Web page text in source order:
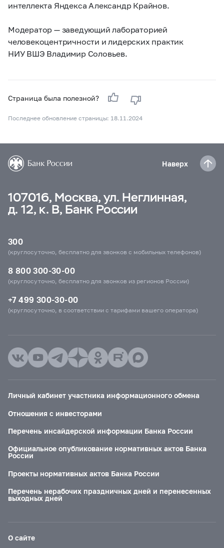
интеллекта Яндекса Александр Крайнов.
Модератор — заведующий лабораторией
человекоцентричности и лидерских практик
НИУ ВШЭ Владимир Соловьев.
Страница была полезной?
Последнее обновление страницы: 18.11.2024
Наверх
107016, Москва, ул. Неглинная,
д. 12, к. В, Банк России
300
(круглосуточно, бесплатно для звонков с мобильных телефонов)
8 800 300-30-00
(круглосуточно, бесплатно для звонков из регионов России)
+7 499 300-30-00
(круглосуточно, в соответствии с тарифами вашего оператора)
Личный кабинет участника информационного обмена
Отношения с инвесторами
Перечень инсайдерской информации Банка России
Официальное опубликование нормативных актов Банка
России
Проекты нормативных актов Банка России
Перечень нерабочих праздничных дней и перенесенных
выходных дней
О сайте